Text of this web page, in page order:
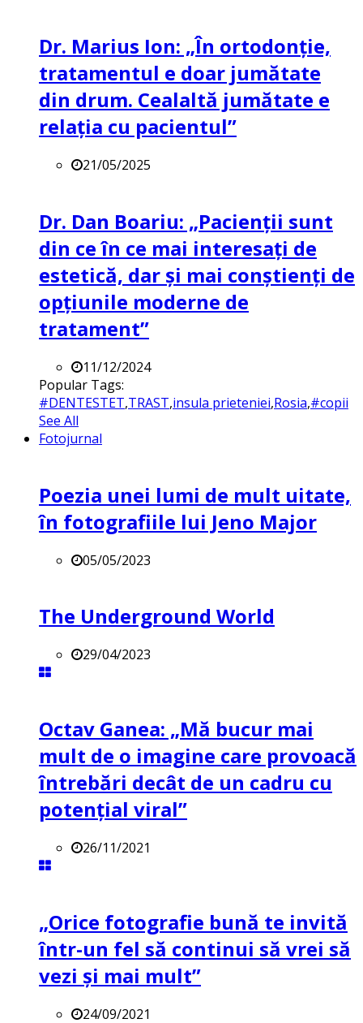
Dr. Marius Ion: „În ortodonție,
tratamentul e doar jumătate
din drum. Cealaltă jumătate e
relația cu pacientul”
21/05/2025
Dr. Dan Boariu: „Pacienții sunt
din ce în ce mai interesați de
estetică, dar și mai conștienți de
opțiunile moderne de
tratament”
11/12/2024
Popular Tags:
#DENTESTET,TRAST,insula prieteniei,Rosia,#copii
See All
Fotojurnal
Poezia unei lumi de mult uitate,
în fotografiile lui Jeno Major
05/05/2023
The Underground World
29/04/2023
Octav Ganea: „Mă bucur mai
mult de o imagine care provoacă
întrebări decât de un cadru cu
potenţial viral”
26/11/2021
„Orice fotografie bună te invită
într-un fel să continui să vrei să
vezi și mai mult”
24/09/2021